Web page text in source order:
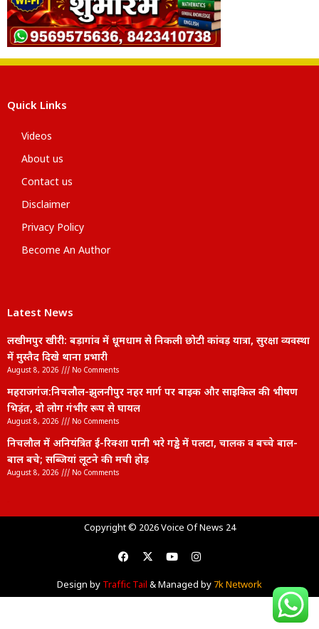
Quick Links
Videos
About us
Contact us
Disclaimer
Privacy Policy
Become An Author
Latest News
लखीमपुर खीरी: बड़ागांव में धूमधाम से निकली छोटी कांवड़ यात्रा, सुरक्षा व्यवस्था
में मुस्तैद दिखे थाना प्रभारी
August 8, 2026 No Comments
महराजगंज:निचलौल-झुलनीपुर नहर मार्ग पर बाइक और साइकिल की भीषण
भिड़ंत, दो लोग गंभीर रूप से घायल
August 8, 2026 No Comments
निचलौल में अनियंत्रित ई-रिक्शा पानी भरे गड्ढे में पलटा, चालक व बच्चे बाल-
बाल बचे; सब्जियां लूटने की मची होड़
August 8, 2026 No Comments
Copyright © 2026 Voice Of News 24
Design by Traffic Tail & Managed by 7k Network